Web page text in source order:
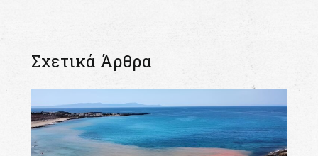
Σχετικά Άρθρα